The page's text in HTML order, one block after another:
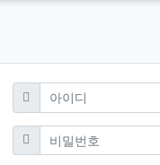
아이디 필수
비밀번호필수